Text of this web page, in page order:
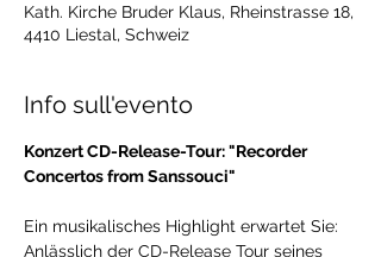
Kath. Kirche Bruder Klaus, Rheinstrasse 18,
4410 Liestal, Schweiz
Info sull'evento
Konzert CD-Release-Tour: "Recorder
Concertos from Sanssouci"
Ein musikalisches Highlight erwartet Sie:
Anlässlich der CD-Release Tour seines